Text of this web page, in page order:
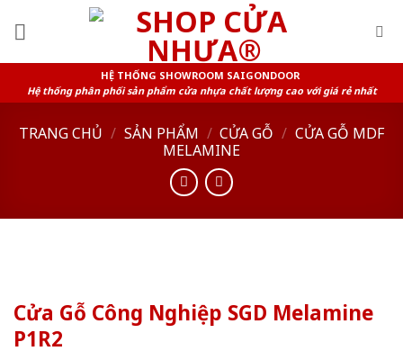
HỆ THỐNG SHOWROOM SAIGONDOOR
Hệ thống phân phối sản phẩm cửa nhựa chất lượng cao với giá rẻ nhất
TRANG CHỦ / SẢN PHẨM / CỬA GỖ / CỬA GỖ MDF
MELAMINE
Cửa Gỗ Công Nghiệp SGD Melamine
P1R2